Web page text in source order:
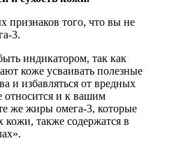
признаков того, что вы не
3.
коже усваивать полезные
и избавляться от вредных
относится и к вашим
же жиры омега-3, которые
кожи, также содержатся в